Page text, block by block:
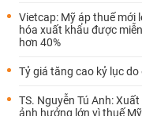
Vietcap: Mỹ áp thuế mới
hóa xuất khẩu được
hơn 40%
Tỷ giá tăng cao kỷ lục do
TS. Nguyễn Tú Anh:
ảnh hưởng lớn vì thuế